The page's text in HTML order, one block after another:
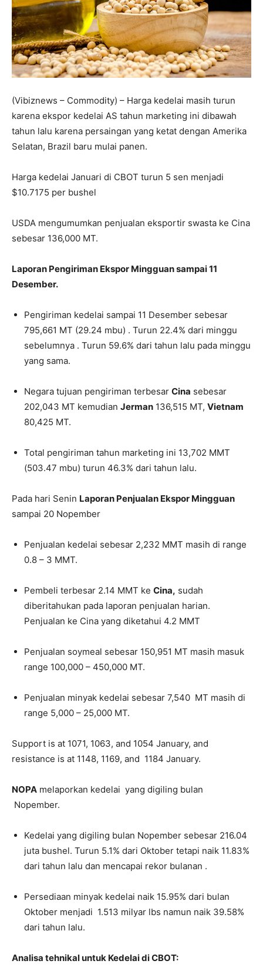
(Vibiznews – Commodity) – Harga kedelai masih turun
karena ekspor kedelai AS tahun marketing ini dibawah
tahun lalu karena persaingan yang ketat dengan Amerika
Selatan, Brazil baru mulai panen.
Harga kedelai Januari di CBOT turun 5 sen menjadi
$10.7175 per bushel
USDA mengumumkan penjualan eksportir swasta ke Cina
sebesar 136,000 MT.
Laporan Pengiriman Ekspor Mingguan sampai 11
Desember.
Pengiriman kedelai sampai 11 Desember sebesar
795,661 MT (29.24 mbu) . Turun 22.4% dari minggu
sebelumnya . Turun 59.6% dari tahun lalu pada minggu
yang sama.
Negara tujuan pengiriman terbesar Cina sebesar
202,043 MT kemudian Jerman 136,515 MT, Vietnam
80,425 MT.
Total pengiriman tahun marketing ini 13,702 MMT
(503.47 mbu) turun 46.3% dari tahun lalu.
Pada hari Senin Laporan Penjualan Ekspor Mingguan
sampai 20 Nopember
Penjualan kedelai sebesar 2,232 MMT masih di range
0.8 – 3 MMT.
Pembeli terbesar 2.14 MMT ke Cina, sudah
diberitahukan pada laporan penjualan harian.
Penjualan ke Cina yang diketahui 4.2 MMT
Penjualan soymeal sebesar 150,951 MT masih masuk
range 100,000 – 450,000 MT.
Penjualan minyak kedelai sebesar 7,540 MT masih di
range 5,000 – 25,000 MT.
Support is at 1071, 1063, and 1054 January, and
resistance is at 1148, 1169, and 1184 January.
NOPA melaporkan kedelai yang digiling bulan
Nopember.
Kedelai yang digiling bulan Nopember sebesar 216.04
juta bushel. Turun 5.1% dari Oktober tetapi naik 11.83%
dari tahun lalu dan mencapai rekor bulanan .
Persediaan minyak kedelai naik 15.95% dari bulan
Oktober menjadi 1.513 milyar lbs namun naik 39.58%
dari tahun lalu.
Analisa tehnikal untuk Kedelai di CBOT: